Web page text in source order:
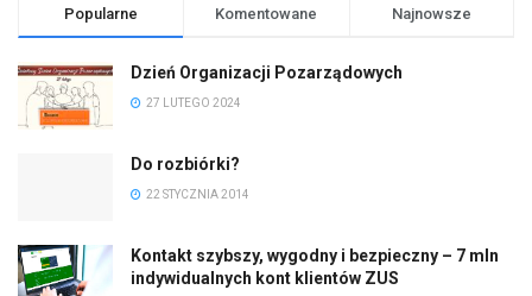
Popularne Komentowane Najnowsze
Dzień Organizacji Pozarządowych
27 LUTEGO 2024
Do rozbiórki?
22 STYCZNIA 2014
Kontakt szybszy, wygodny i bezpieczny – 7 mln
indywidualnych kont klientów ZUS